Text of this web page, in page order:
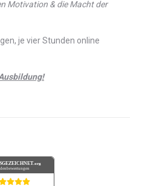
Motivation & die Macht der
je vier Stunden online
.org